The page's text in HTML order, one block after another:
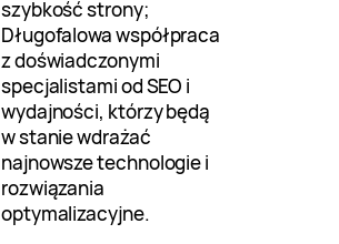
szybkość strony;
Długofalowa współpraca
z doświadczonymi
specjalistami od SEO i
wydajności, którzy będą
w stanie wdrażać
najnowsze technologie i
rozwiązania
optymalizacyjne.